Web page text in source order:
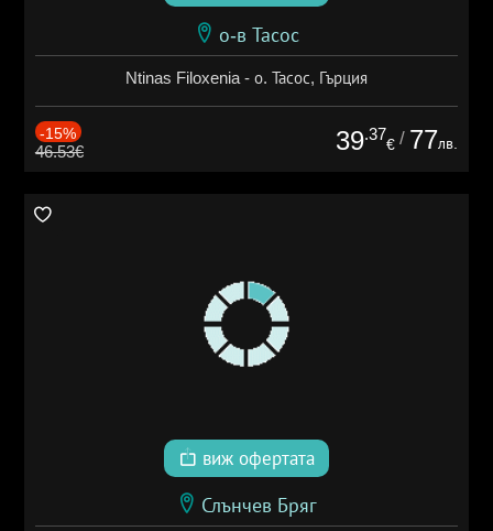
о-в Тасос
Ntinas Filoxenia - о. Тасос, Гърция
-15%
46.53€ 39.37
€ / 77лв.
виж офертата
Слънчев Бряг